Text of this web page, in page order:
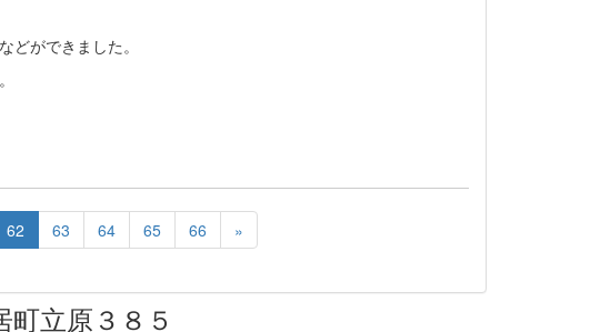
どができました。
62 63 64 65 66 »
立原３８５